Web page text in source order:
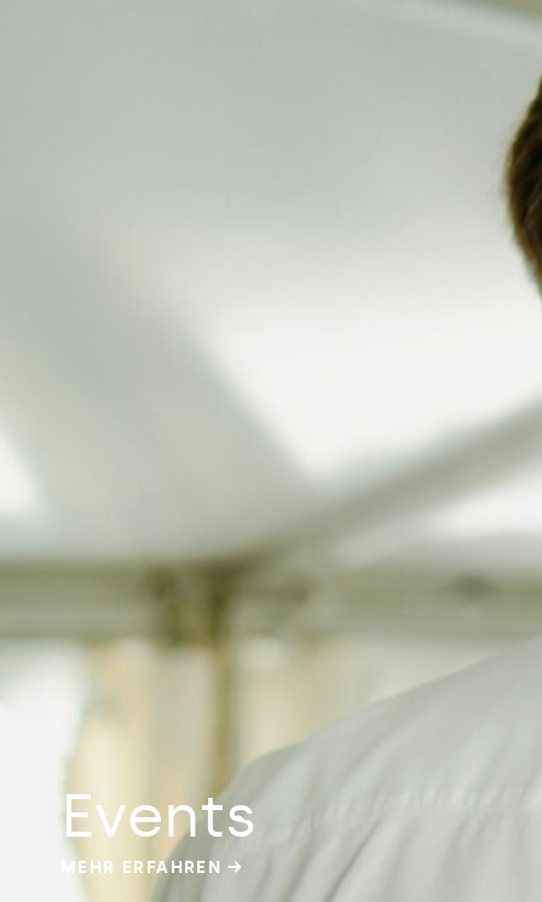
Events
MEHR ERFAHREN